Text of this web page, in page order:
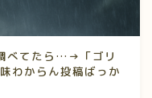
べてたら…→「ゴリ
わからん投稿ばっか